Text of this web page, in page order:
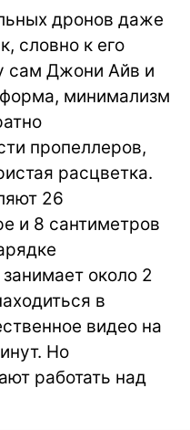
дронов даже
словно к его
сам Джони Айв и
минимализм
пропеллеров,
расцветка.
26
и 8 сантиметров
около 2
в
видео на
Но
работать над